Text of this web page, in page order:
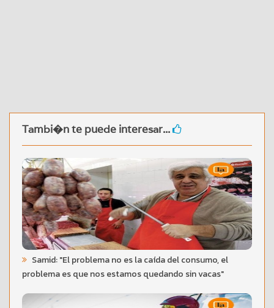
Tambi�n te puede interesar...
Samid: "El problema no es la caída del consumo, el
problema es que nos estamos quedando sin vacas"